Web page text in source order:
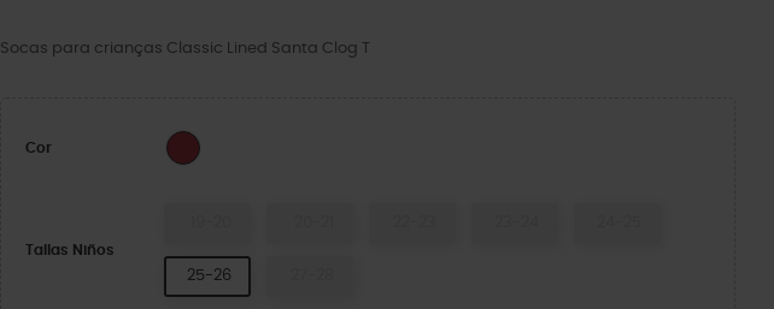
Socas para crianças Classic Lined Santa Clog T
Cor Varsity Red/Multi
Tallas Niños
25-26